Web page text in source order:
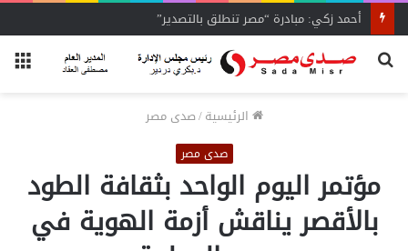
أحمد زكي: مبادرة “مصر تنطلق بالتصدير”
بحث
الرئيسية/صدى مصر
صدى مصر
مؤتمر اليوم الواحد بثقافة الطود
بالأقصر يناقش أزمة الهوية في